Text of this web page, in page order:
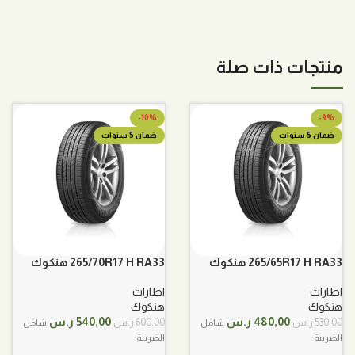
منتجات ذات صلة
-9%
ضمان 5 سنوات
265/65R17 H RA33 هنكوك
اطارات
هنكوك
530,00ر.س السعر
480,00 ر.س السعر
شامل
الضريبة
-10%
ضمان 5 سنوات
265/70R17 H RA33 هنكوك
اطارات
هنكوك
600,00ر.س السعر
540,00 ر.س السعر
شامل
الضريبة